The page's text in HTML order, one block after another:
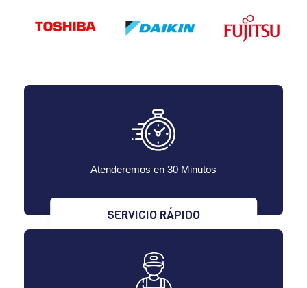
Atenderemos en 30 Minutos
SERVICIO RÁPIDO